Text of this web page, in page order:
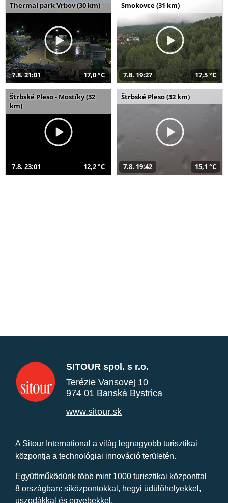
Thermal park Vrbov (30 km)
7.8. 21:01 17,0 °C
Smokovce (31 km)
7.8. 19:27 17,5 °C
Štrbské Pleso - Mostíky (32
km)
7.8. 23:01 12,2 °C
Štrbské Pleso (32 km)
7.8. 19:42 15,1 °C
SITOUR spol. s r.o.
Terézie Vansovej 10
974 01 Banská Bystrica
www.sitour.sk
A Sitour International a világ legnagyobb turisztikai
központja a technológiai innováció területén.
Együttműködünk több mint 1000 turisztikai központtal
8 országban: síközpontokkal, hegyi üdülőhelyekkel,
uszodákkal és egyebekkel.